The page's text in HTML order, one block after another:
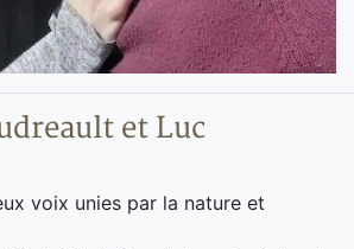
et Luc
voix unies par la nature et